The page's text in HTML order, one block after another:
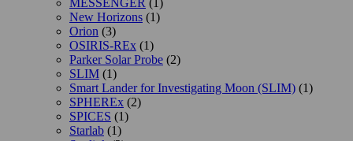
New Horizons (1)
Orion (3)
OSIRIS-REx (1)
Parker Solar Probe (2)
SLIM (1)
Smart Lander for Investigating Moon (SLIM) (1)
SPHEREx (2)
SPICES (1)
Starlab (1)